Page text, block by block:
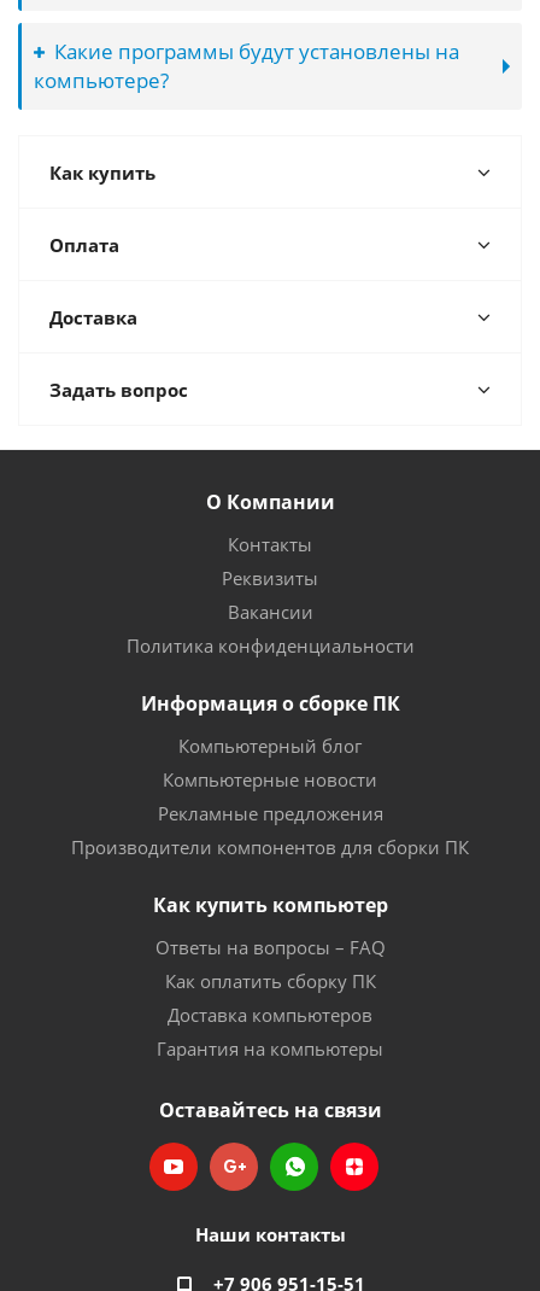
Какие программы будут установлены на
компьютере?
Как купить
Оплата
Доставка
Задать вопрос
О Компании
Контакты
Реквизиты
Вакансии
Политика конфиденциальности
Информация о сборке ПК
Компьютерный блог
Компьютерные новости
Рекламные предложения
Производители компонентов для сборки ПК
Как купить компьютер
Ответы на вопросы – FAQ
Как оплатить сборку ПК
Доставка компьютеров
Гарантия на компьютеры
Оставайтесь на связи
Наши контакты
+7 906 951-15-51